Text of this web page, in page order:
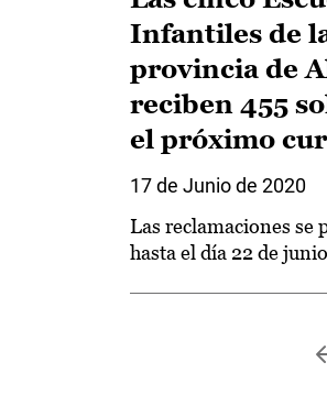
Infantiles de
provincia de
reciben 455
el próximo
17 de Junio de 2020
Las reclamaciones se
hasta el día 22 de junio